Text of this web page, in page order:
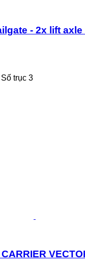
- 2x lift
Số trục 3